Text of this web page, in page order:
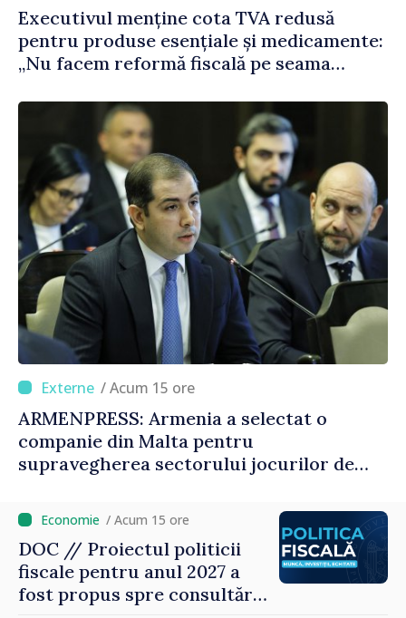
Executivul menține cota TVA redusă
pentru produse esențiale și medicamente:
„Nu facem reformă fiscală pe seama
/ Acum 15 ore
ARMENPRESS: Armenia a selectat o
companie din Malta pentru
supravegherea sectorului jocurilor de
/ Acum 15 ore
DOC // Proiectul politicii
fiscale pentru anul 2027 a
fost propus spre consultări